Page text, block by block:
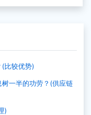
高级别的电子商务模
比较优势)
一半的功劳？(供应链
)